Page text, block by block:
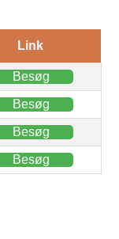
Link
Besøg
Besøg
Besøg
Besøg